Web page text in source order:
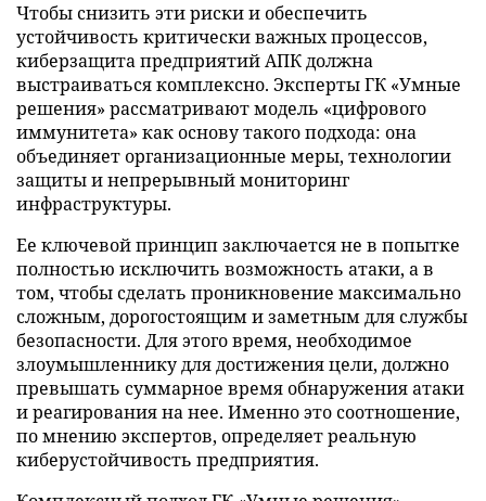
Чтобы снизить эти риски и обеспечить
устойчивость критически важных процессов,
киберзащита предприятий АПК должна
выстраиваться комплексно. Эксперты ГК «Умные
решения» рассматривают модель «цифрового
иммунитета» как основу такого подхода: она
объединяет организационные меры, технологии
защиты и непрерывный мониторинг
инфраструктуры.
Ее ключевой принцип заключается не в попытке
полностью исключить возможность атаки, а в
том, чтобы сделать проникновение максимально
сложным, дорогостоящим и заметным для службы
безопасности. Для этого время, необходимое
злоумышленнику для достижения цели, должно
превышать суммарное время обнаружения атаки
и реагирования на нее. Именно это соотношение,
по мнению экспертов, определяет реальную
киберустойчивость предприятия.